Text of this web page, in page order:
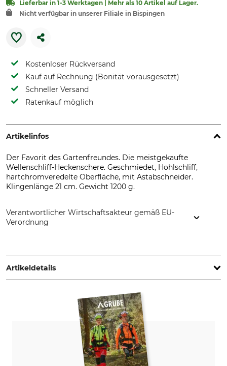
Lieferbar in 1-3 Werktagen | Mehr als 10 Artikel auf Lager.
Nicht verfügbar in unserer Filiale in Bispingen
Kostenloser Rückversand
Kauf auf Rechnung (Bonität vorausgesetzt)
Schneller Versand
Ratenkauf möglich
Artikelinfos
Der Favorit des Gartenfreundes. Die meistgekaufte
Wellenschliff-Heckenschere. Geschmiedet, Hohlschliff,
hartchromveredelte Oberfläche, mit Astabschneider.
Klingenlänge 21 cm. Gewicht 1200 g.
Verantwortlicher Wirtschaftsakteur gemäß EU-
Verordnung
73614 Schorndorf, Germany, www.freund-victoria.de
Artikeldetails
Produkttyp
Heckenschere